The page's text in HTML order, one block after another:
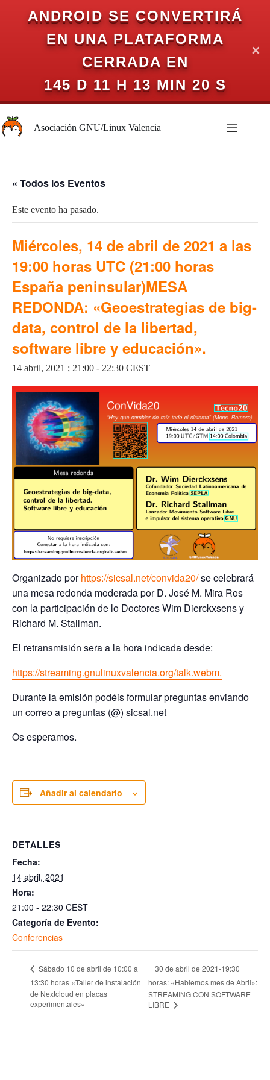
ANDROID SE CONVERTIRÁ
EN UNA PLATAFORMA
CERRADA EN
145 D 11 H 13 MIN 20 S
✕
al
contenidoAsociación GNU/Linux Valencia
« Todos los Eventos
Este evento ha pasado.
Miércoles, 14 de abril de 2021 a las
19:00 horas UTC (21:00 horas
España peninsular)MESA
REDONDA: «Geoestrategias de big-
data, control de la libertad,
software libre y educación».
14 abril, 2021 ; 21:00 - 22:30 CEST
Organizado porhttps://sicsal.net/convida20/se celebrará
una mesa redonda moderada por D. José M. Mira Ros
con la participación de lo Doctores Wim Dierckxsens y
Richard M. Stallman.
El retransmisión sera a la hora indicada desde:
https://streaming.gnulinuxvalencia.org/talk.webm.
Durante la emisión podéis formular preguntas enviando
un correo a preguntas (@) sicsal.net
Os esperamos.
Añadir al calendario
DETALLES
Fecha:
14 abril, 2021
Hora:
21:00 - 22:30 CEST
Categoría de Evento:
Conferencias
Sábado 10 de abril de 10:00 a
13:30 horas «Taller de instalación
de Nextcloud en placas
experimentales»
30 de abril de 2021-19:30
horas: «Hablemos mes de Abril»:
STREAMING CON SOFTWARE
LIBRE